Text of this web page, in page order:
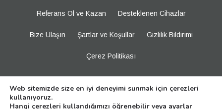
Referans Ol ve Kazan Desteklenen Cihazlar
Bize Ulaşın Şartlar ve Koşullar Gizlilik Bildirimi
Çerez Politikası
Web sitemizde size en iyi deneyimi sunmak için çerezleri
kullanıyoruz.
Hangi çerezleri kullandığımızı öğrenebilir veya ayarlar